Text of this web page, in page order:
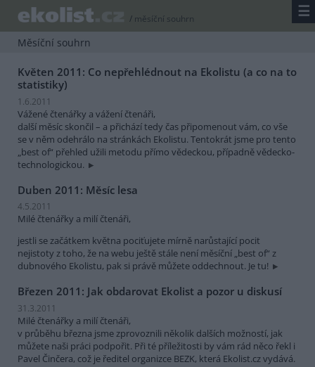
/ měsíční souhrn ☰
Měsíční souhrn
Květen 2011: Co nepřehlédnout na Ekolistu (a co na to
statistiky)
1.6.2011
Vážené čtenářky a vážení čtenáři,
další měsíc skončil – a přichází tedy čas připomenout vám, co vše
se v něm odehrálo na stránkách Ekolistu. Tentokrát jsme pro tento
„best of“ přehled užili metodu přímo vědeckou, případně vědecko-
technologickou.
Duben 2011: Měsíc lesa
4.5.2011
Milé čtenářky a milí čtenáři,
jestli se začátkem května pociťujete mírně narůstající pocit
nejistoty z toho, že na webu ještě stále není měsíční „best of“ z
dubnového Ekolistu, pak si právě můžete oddechnout. Je tu!
Březen 2011: Jak obdarovat Ekolist a pozor u diskusí
31.3.2011
Milé čtenářky a milí čtenáři,
v průběhu března jsme zprovoznili několik dalších možností, jak
můžete naši práci podpořit. Při té příležitosti by vám rád něco řekl i
Pavel Činčera, což je ředitel organizce BEZK, která Ekolist.cz vydává.